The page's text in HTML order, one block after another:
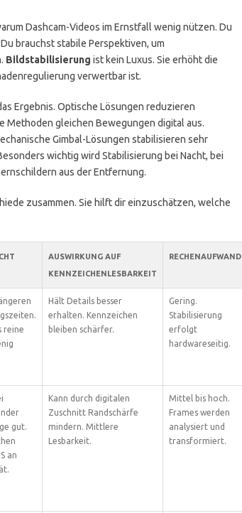
Dashcam-Videos im Ernstfall wenig nützen. Du
brauchst stabile Perspektiven, um
Bildstabilisierung ist kein Luxus. Sie erhöht die
verwertbar ist.
Ergebnis. Optische Lösungen reduzieren
Methoden gleichen Bewegungen digital aus.
Gimbal-Lösungen stabilisieren sehr
wichtig wird Stabilisierung bei Nacht, bei
aus der Entfernung.
zusammen. Sie hilft dir einzuschätzen, welche
AUSWIRKUNG AUF
KENNZEICHENLESBARKEIT
RECHENAUFWAND
reine
Hält Details besser
erhalten. Kennzeichen
bleiben schärfer.
Gering.
Stabilisierung
erfolgt
hardwareseitig.
gut.
an
Kann durch digitalen
Zuschnitt Randschärfe
mindern. Mittlere
Lesbarkeit.
Mittel bis hoch.
Frames werden
analysiert und
transformiert.